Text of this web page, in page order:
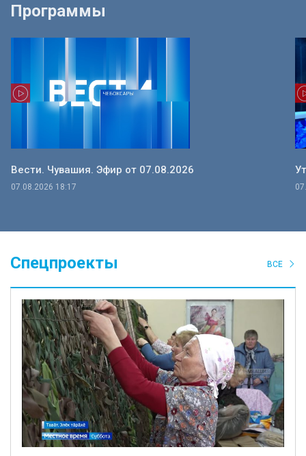
Программы
Вести. Чувашия. Эфир от 07.08.2026
07.08.2026 18:17
ВСЕ
Спецпроекты